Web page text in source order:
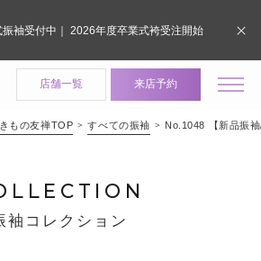
店舗一覧 来店予約
もの友禅TOP すべての振袖 No.1048 【新品振
袖コレクション
袖受付中｜ 2026年度卒業式袴受注開始